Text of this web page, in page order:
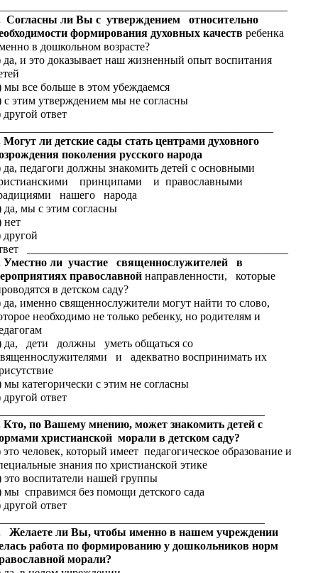
Согласны ли Вы с утверждением относительно
формирования духовных качеств ребенка
в дошкольном возрасте?
да, и это доказывает наш жизненный опыт воспитания
мы все больше в этом убеждаемся
с этим утверждением мы не согласны
другой ответ
Могут ли детские сады стать центрами духовного
поколения русского народа
да, педагоги должны знакомить детей с основными
принципами и православными
нашего народа
да, мы с этим согласны
нет
другой
______________________________________________
Уместно ли участие священнослужителей в
православнойнаправленности, которые
в детском саду?
да, именно священнослужители могут найти то слово,
необходимо не только ребенку, но родителям и
да, дети должны уметь общаться со
и адекватно воспринимать их
мы категорически с этим не согласны
другой ответ
Кто, по Вашему мнению, может знакомить детей с
христианской морали в детском саду?
это человек, который имеет педагогическое образование и
знания по христианской этике
это воспитатели нашей группы
мы справимся без помощи детского сада
другой ответ
Желаете ли Вы, чтобы именно в нашем учреждении
работа по формированию у дошкольников норм
морали?